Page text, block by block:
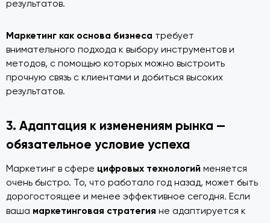
результатов.
Маркетинг как основа бизнеса требует
внимательного подхода к выбору инструментов и
методов, с помощью которых можно выстроить
прочную связь с клиентами и добиться высоких
результатов.
3. Адаптация к изменениям рынка —
обязательное условие успеха
Маркетинг в сфере цифровых технологий меняется
очень быстро. То, что работало год назад, может быть
дорогостоящее и менее эффективное сегодня. Если
ваша маркетинговая стратегия не адаптируется к